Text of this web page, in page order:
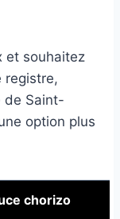
et souhaitez
registre,
de Saint-
option plus
chorizo